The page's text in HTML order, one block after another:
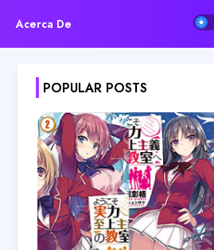
Acerca De
POPULAR POSTS